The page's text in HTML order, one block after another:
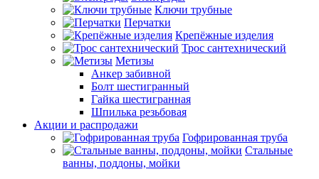
Ключи трубные
Перчатки
Крепёжные изделия
Трос сантехнический
Метизы
Анкер забивной
Болт шестигранный
Гайка шестигранная
Шпилька резьбовая
Акции и распродажи
Гофрированная труба
Стальные
ванны, поддоны, мойки